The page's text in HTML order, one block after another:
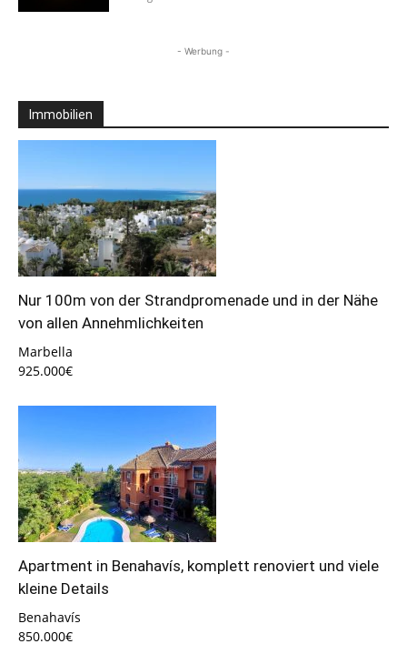
- Werbung -
Immobilien
Nur 100m von der Strandpromenade und in der Nähe
von allen Annehmlichkeiten
Marbella
925.000€
Apartment in Benahavís, komplett renoviert und viele
kleine Details
Benahavís
850.000€